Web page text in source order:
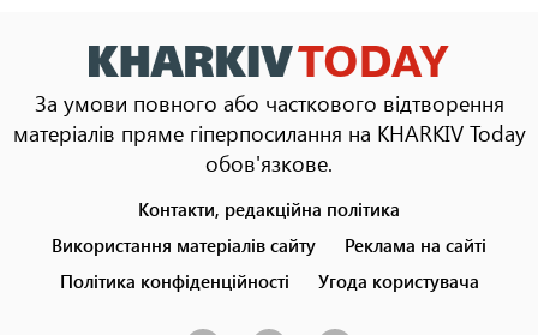
За умови повного або часткового відтворення
матеріалів пряме гіперпосилання на KHARKIV Today
обов'язкове.
menu
Контакти, редакційна політика
Використання матеріалів сайту
Реклама на сайті
Політика конфіденційності
Угода користувача